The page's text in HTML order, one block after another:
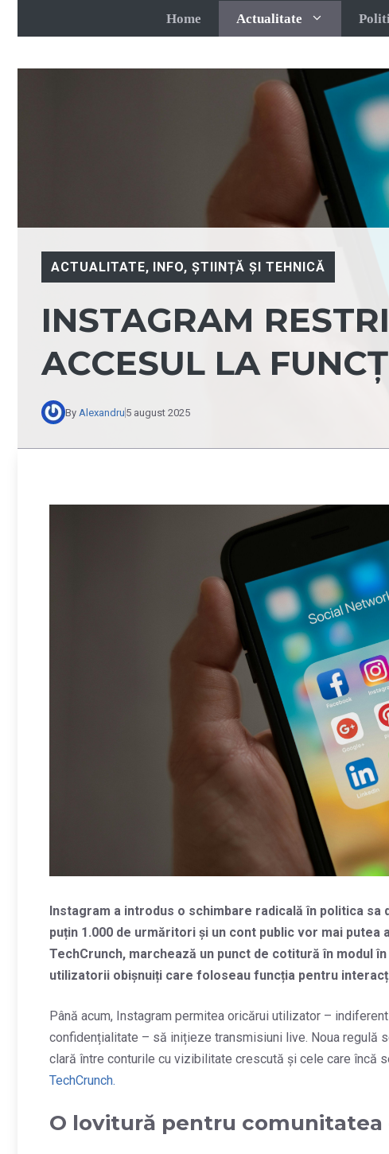
Home Actualitate
ACTUALITATE, INFO,ȘTIINȚĂ ȘI TEHNICĂ
INSTAGRAM
ACCESUL LA
By Alexandru 5 august 2025
Instagram a introdus o schimbare radicală în politica
puțin 1.000 de urmăritori și un cont public vor mai
TechCrunch, marchează un punct de cotitură în modul
utilizatorii obișnuiți care foloseau funcția pentru
Până acum, Instagram permitea oricărui utilizator –
confidențialitate – să inițieze transmisiuni live. Noua regulă
clară între conturile cu vizibilitate crescută și cele care încă
TechCrunch.
O lovitură pentru